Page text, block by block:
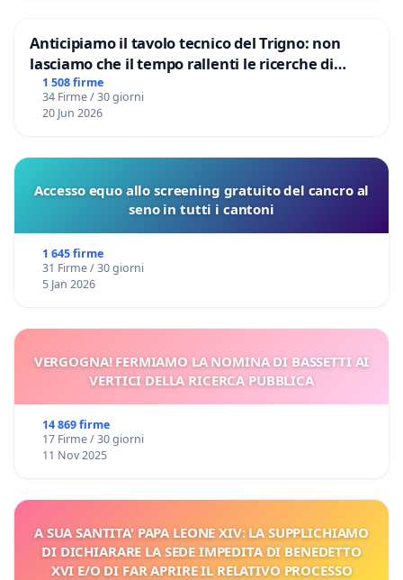
Anticipiamo il tavolo tecnico del Trigno: non
lasciamo che il tempo rallenti le ricerche di
Domenico Racanati
1 508 firme
34 Firme / 30 giorni
20 Jun 2026
Accesso equo allo screening gratuito del cancro al
seno in tutti i cantoni
1 645 firme
31 Firme / 30 giorni
5 Jan 2026
VERGOGNA! FERMIAMO LA NOMINA DI BASSETTI AI
VERTICI DELLA RICERCA PUBBLICA
14 869 firme
17 Firme / 30 giorni
11 Nov 2025
A SUA SANTITA' PAPA LEONE XIV: LA SUPPLICHIAMO
DI DICHIARARE LA SEDE IMPEDITA DI BENEDETTO
XVI E/O DI FAR APRIRE IL RELATIVO PROCESSO